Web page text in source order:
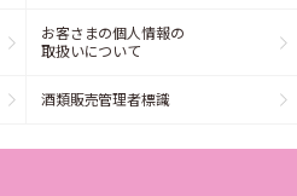
お客さまの個人情報の
取扱いについて
酒類販売管理者標識